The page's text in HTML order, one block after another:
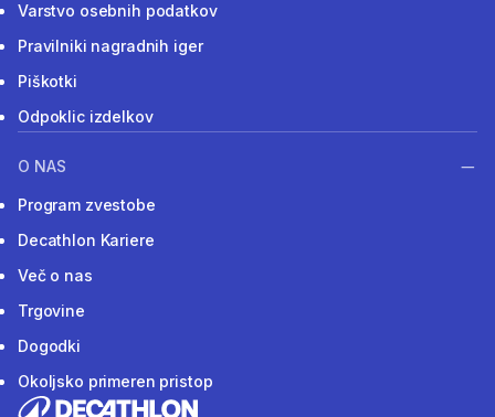
Varstvo osebnih podatkov
Pravilniki nagradnih iger
Piškotki
Odpoklic izdelkov
O NAS
Program zvestobe
Decathlon Kariere
Več o nas
Trgovine
Dogodki
Okoljsko primeren pristop